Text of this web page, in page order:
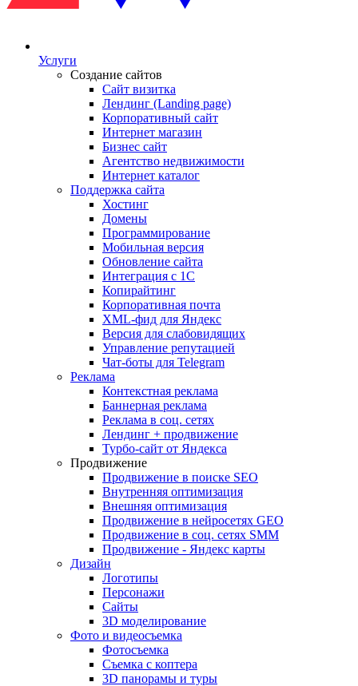
Услуги
Создание сайтов
Сайт визитка
Лендинг (Landing page)
Корпоративный сайт
Интернет магазин
Бизнес сайт
Агентство недвижимости
Интернет каталог
Поддержка сайта
Хостинг
Домены
Программирование
Мобильная версия
Обновление сайта
Интеграция с 1С
Копирайтинг
Корпоративная почта
XML-фид для Яндекс
Версия для слабовидящих
Управление репутацией
Чат-боты для Telegram
Реклама
Контекстная реклама
Баннерная реклама
Реклама в соц. сетях
Лендинг + продвижение
Турбо-сайт от Яндекса
Продвижение
Продвижение в поиске SEO
Внутренняя оптимизация
Внешняя оптимизация
Продвижение в нейросетях GEO
Продвижение в соц. сетях SMM
Продвижение - Яндекс карты
Дизайн
Логотипы
Персонажи
Сайты
3D моделирование
Фото и видеосъемка
Фотосъемка
Съемка с коптера
3D панорамы и туры